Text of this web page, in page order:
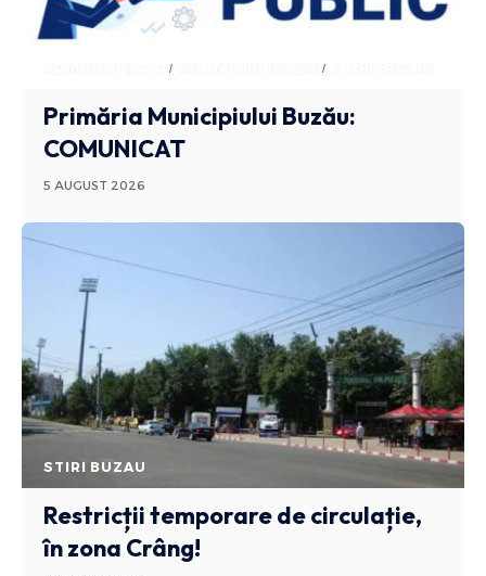
ADMINISTRATIV ANUNTURI BUZAU
Primăria Municipiului Buzău:
COMUNICAT
5 AUGUST 2026
STIRI BUZAU
Restricții temporare de circulație,
în zona Crâng!